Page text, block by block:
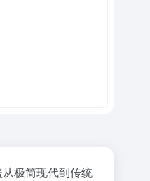
极简现代到传统